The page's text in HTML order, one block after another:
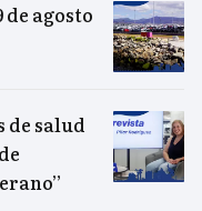
agosto
de salud